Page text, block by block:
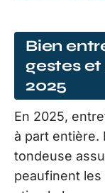
Bien
gestes et
2025
En 2025,
à part entière.
tondeuse
peaufinent